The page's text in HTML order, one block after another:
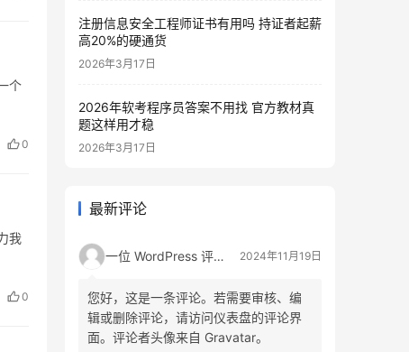
个
0
我
0
注册信息安全工程师证书有用吗 持证者起薪
高20%的硬通货
2026年3月17日
2026年软考程序员答案不用找 官方教材真
题这样用才稳
2026年3月17日
最新评论
一位 WordPress 评论者 2024年11月19日
您好，这是一条评论。若需要审核、编
辑或删除评论，请访问仪表盘的评论界
面。评论者头像来自 Gravatar。